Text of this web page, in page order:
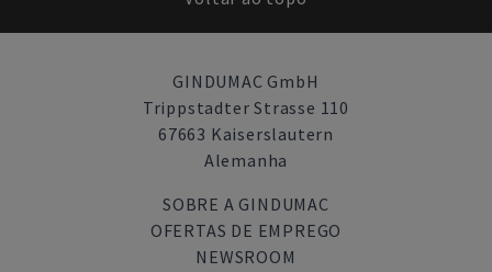
GINDUMAC GmbH
Trippstadter Strasse 110
67663 Kaiserslautern
Alemanha
SOBRE A GINDUMAC
OFERTAS DE EMPREGO
NEWSROOM